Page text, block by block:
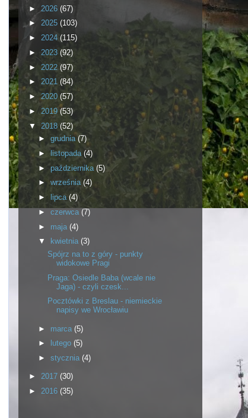
► 2026 (67)
► 2025 (103)
► 2024 (115)
► 2023 (92)
► 2022 (97)
► 2021 (84)
►2020 (57)
► 2019 (53)
▼ 2018 (52)
► grudnia (7)
►
listopada (4)
►października (5)
► września (4)
►
lipca (4)
► czerwca (7)
► maja (4)
▼
kwietnia (3)
Spójrz na to z góry - punkty
widokowe Pragi
Praga: Osiedle Baba (wcale nie
Jaga) - czyli czesk...
Pocztówki z Breslau - niemieckie
napisy we Wrocławiu
► marca (5)
►
lutego (5)
► stycznia (4)
► 2017 (30)
► 2016 (35)